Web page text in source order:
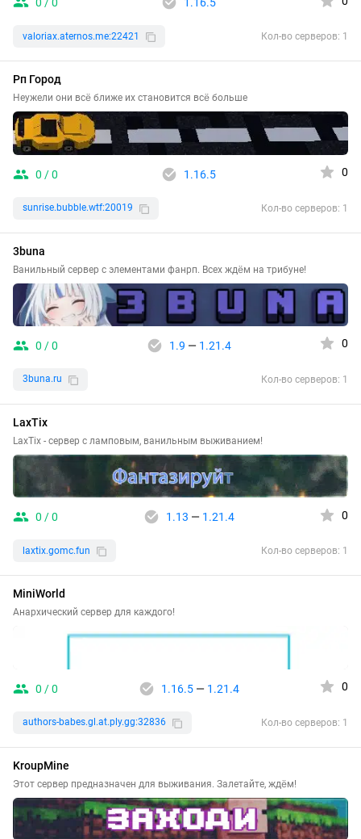
0 / 0 1.16.5
valoriax.aternos.me:22421 Кол-во серверов: 1
Рп Город
Неужели они всё ближе их становится всё больше
0 / 0 1.16.5 0
sunrise.bubble.wtf:20019 Кол-во серверов: 1
3buna
Ванильный сервер с элементами фанрп. Всех ждём на трибуне!
0 / 0 1.9 — 1.21.4 0
3buna.ru Кол-во серверов: 1
LaxTix
LaxTix - сервер с ламповым, ванильным выживанием!
0 / 0 1.13 — 1.21.4 0
laxtix.gomc.fun Кол-во серверов: 1
MiniWorld
Анархический сервер для каждого!
0 / 0 1.16.5— 1.21.4 0
authors-babes.gl.at.ply.gg:32836 Кол-во серверов: 1
KroupMine
Этот сервер предназначен для выживания. Залетайте, ждём!